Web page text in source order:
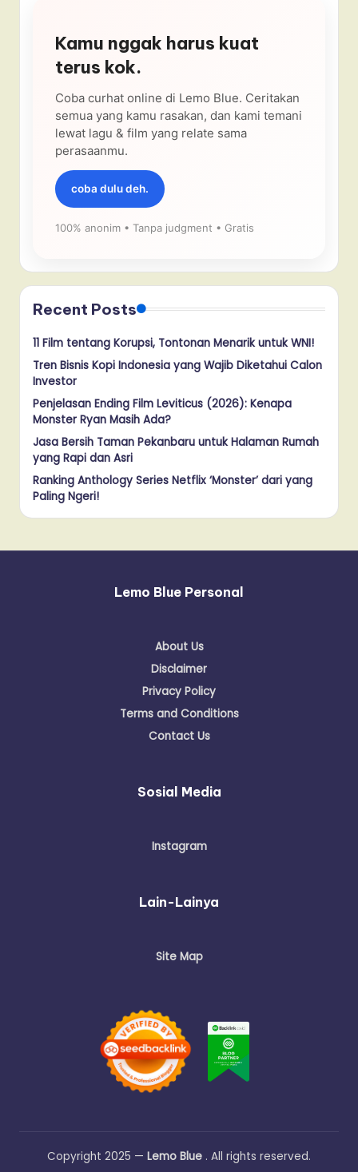
Kamu nggak harus kuat
terus kok.
Coba curhat online di Lemo Blue. Ceritakan
semua yang kamu rasakan, dan kami temani
lewat lagu & film yang relate sama
perasaanmu.
coba dulu deh.
100% anonim • Tanpa judgment • Gratis
Recent Posts
11 Film tentang Korupsi, Tontonan Menarik untuk WNI!
Tren Bisnis Kopi Indonesia yang Wajib Diketahui Calon
Investor
Penjelasan Ending Film Leviticus (2026): Kenapa
Monster Ryan Masih Ada?
Jasa Bersih Taman Pekanbaru untuk Halaman Rumah
yang Rapi dan Asri
Ranking Anthology Series Netflix ‘Monster’ dari yang
Paling Ngeri!
Lemo Blue Personal
About Us
Disclaimer
Privacy Policy
Terms and Conditions
Contact Us
Sosial Media
Instagram
Lain-Lainya
Site Map
Copyright 2025 — Lemo Blue . All rights reserved.